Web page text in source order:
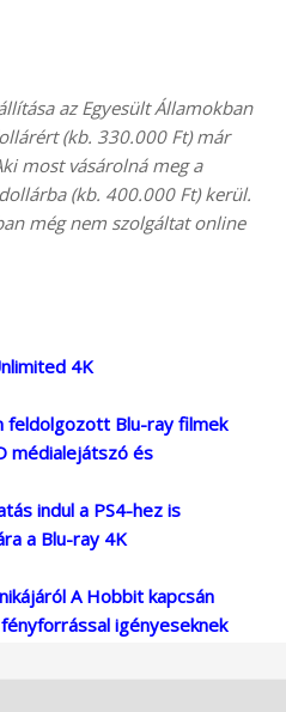
az Egyesült Államokban
(kb. 330.000 Ft) már
most vásárolná meg a
(kb. 400.000 Ft) kerül.
még nem szolgáltat online
4K
feldolgozott Blu-ray filmek
médialejátszó és
indul a PS4-hez is
a Blu-ray 4K
A Hobbit kapcsán
igényeseknek